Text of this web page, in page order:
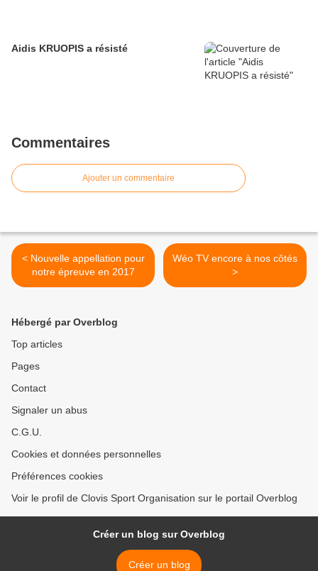
Aidis KRUOPIS a résisté
Commentaires
Ajouter un commentaire
< Nouvelle appellation pour
notre épreuve en 2017
Wéo TV encore à nos côtés
>
Hébergé par Overblog
Top articles
Pages
Contact
Signaler un abus
C.G.U.
Cookies et données personnelles
Préférences cookies
Voir le profil de Clovis Sport Organisation sur le portail Overblog
Créer un blog sur Overblog
Créer un blog